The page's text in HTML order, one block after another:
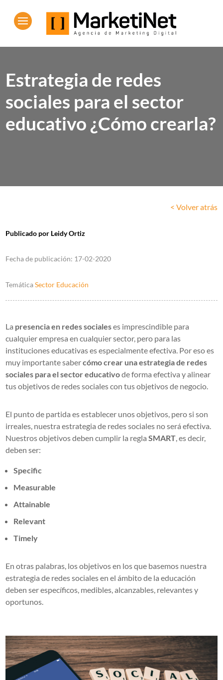
Estrategia de redes
sociales para el sector
educativo ¿Cómo crearla?
< Volver atrás
Publicado por Leidy Ortiz
Fecha de publicación: 17-02-2020
TemáticaSector Educación
La presencia en redes socialeses imprescindible para
cualquier empresa en cualquier sector, pero para las
instituciones educativas es especialmente efectiva. Por eso es
muy importante sabercómo crear una estrategia de redes
sociales para el sector educativode forma efectiva y alinear
tus objetivos de redes sociales con tus objetivos de negocio.
El punto de partida es establecer unos objetivos, pero si son
irreales, nuestra estrategia de redes sociales no será efectiva.
Nuestros objetivos deben cumplir la reglaSMART, es decir,
deben ser:
Specific
Measurable
Attainable
Relevant
Timely
En otras palabras, los objetivos en los que basemos nuestra
estrategia de redes sociales en el ámbito de la educación
deben ser específicos, medibles, alcanzables, relevantes y
oportunos.